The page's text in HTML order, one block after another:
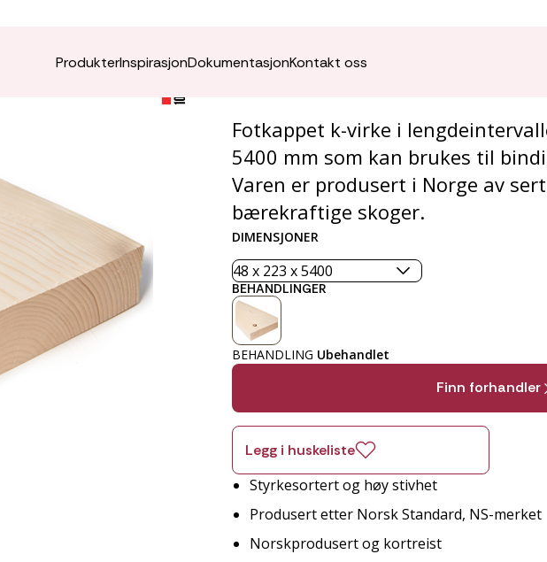
ProdukterInspirasjonDokumentasjonKontakt oss
K-virke C24
Fotkappet k-virke i
5400 mm som kan brukes til
Varen er produsert i Norge av
bærekraftige skoger.
DIMENSJONER
BEHANDLINGER
BEHANDLING Ubehandlet
Finn forhandler
Legg i huskeliste
Styrkesortert og høy stivhet
Produsert etter Norsk Standard, NS-merket
Norskprodusert og kortreist